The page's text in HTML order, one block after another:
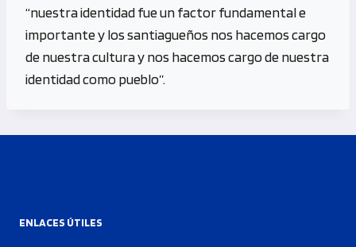
“nuestra identidad fue un factor fundamental e
importante y los santiagueños nos hacemos cargo
de nuestra cultura y nos hacemos cargo de nuestra
identidad como pueblo”.
ENLACES ÚTILES